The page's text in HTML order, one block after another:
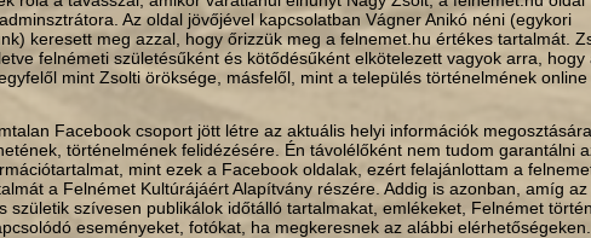
Az oldal jövőjével kapcsolatban Vágner Anikó néni (egykori
keresett meg azzal, hogy őrizzük meg a felnemet.hu értékes tartalmát.
felnémeti születésűként és kötődésűként elkötelezett vagyok arra, hogy
mint Zsolti öröksége, másfelől, mint a település történelmének online
Facebook csoport jött létre az aktuális helyi információk
történelmének felidézésére. Én távolélőként nem tudom garantálni
mint ezek a Facebook oldalak, ezért felajánlottam a
a Felnémet Kultúrájáért Alapítvány részére. Addig is azonban, amíg az
születik szívesen publikálok időtálló tartalmakat, emlékeket, Felnémet
eseményeket, fotókat, ha megkeresnek az alábbi elérhetőségeken.